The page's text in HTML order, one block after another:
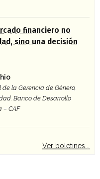
financiero no
sino una decisión
la Gerencia de Género,
Banco de Desarrollo
– CAF
Ver boletines...